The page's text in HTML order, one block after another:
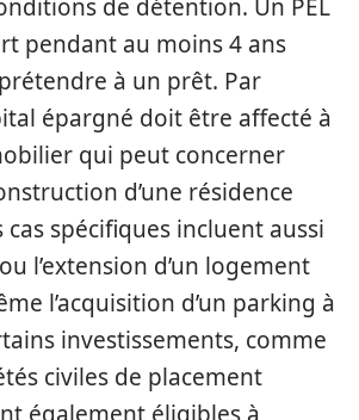
de détention. Un PEL
pendant au moins 4 ans
à un prêt. Par
épargné doit être affecté à
qui peut concerner
d’une résidence
cas spécifiques incluent aussi
l’extension d’un logement
l’acquisition d’un parking à
investissements, comme
civiles de placement